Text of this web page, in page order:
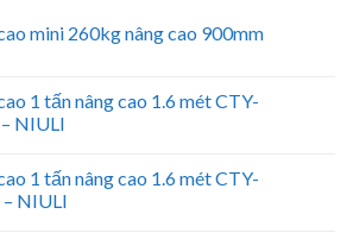
mini 260kg nâng cao 900mm
1 tấn nâng cao 1.6 mét CTY-
NIULI
1 tấn nâng cao 1.6 mét CTY-
NIULI